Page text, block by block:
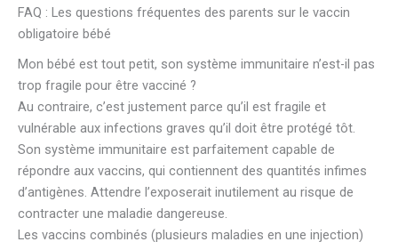
FAQ : Les questions fréquentes des parents sur le vaccin
obligatoire bébé
Mon bébé est tout petit, son système immunitaire n’est-il pas
trop fragile pour être vacciné ?
Au contraire, c’est justement parce qu’il est fragile et
vulnérable aux infections graves qu’il doit être protégé tôt.
Son système immunitaire est parfaitement capable de
répondre aux vaccins, qui contiennent des quantités infimes
d’antigènes. Attendre l’exposerait inutilement au risque de
contracter une maladie dangereuse.
Les vaccins combinés (plusieurs maladies en une injection)